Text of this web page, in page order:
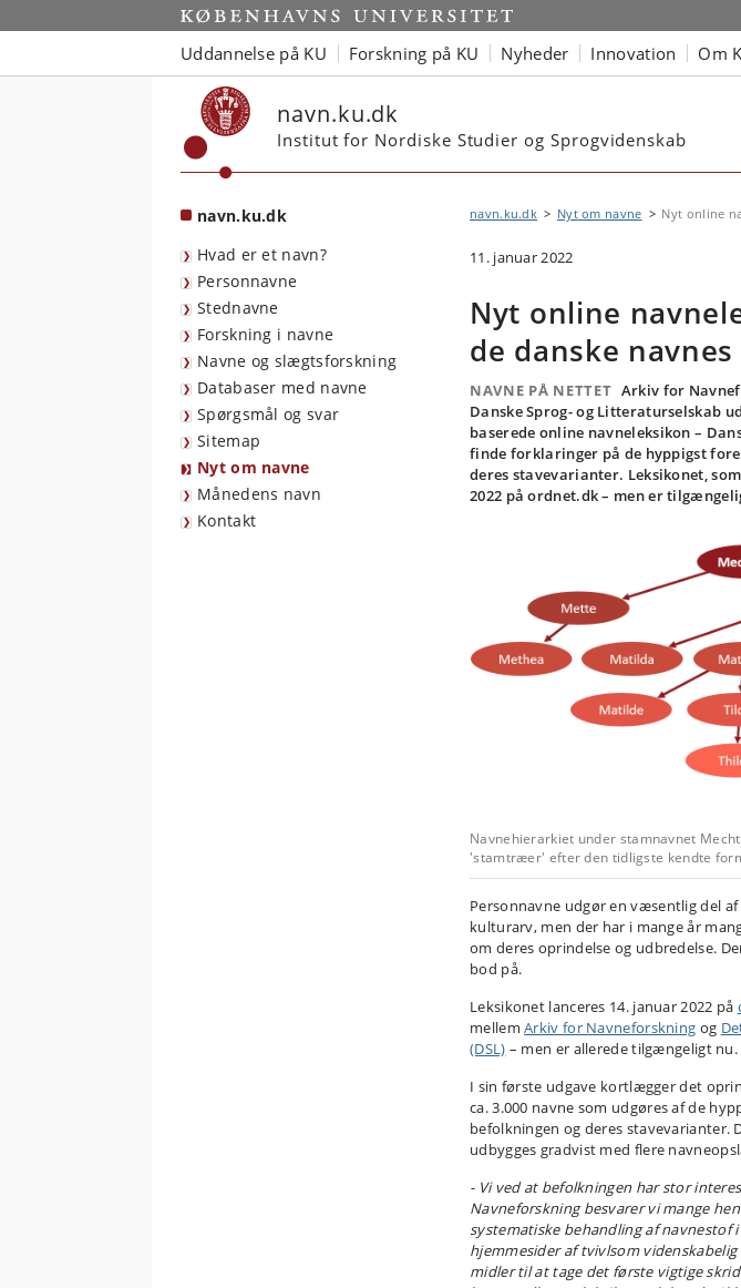
Start
Uddannelse på KU Forskning på KU Nyheder Innovation Om
navn.ku.dk
Institut for Nordiske Studier og Sprogvidenskab
navn.ku.dk
Hvad er et navn?
Personnavne
Stednavne
Forskning i navne
Navne og slægtsforskning
Databaser med navne
Spørgsmål og svar
Sitemap
Nyt om navne
Månedens navn
Kontakt
navn.ku.dk Nyt om navne Nyt online
11. januar 2022
Nyt online
de danske
NAVNE PÅ NETTET Arkiv for
Danske Sprog- og Litteraturselskab
baserede online navneleksikon –
finde forklaringer på de hyppigst
deres stavevarianter. Leksikonet,
2022 på ordnet.dk – men er
Navnehierarkiet under stamnavnet
'stamtræer' efter den tidligste kendte
Personnavne udgør en væsentlig del
kulturarv, men der har i mange år
om deres oprindelse og udbredelse.
bod på.
Leksikonet lanceres 14. januar 2022 på
mellem Arkiv for Navneforskning og
(DSL) – men er allerede tilgængeligt nu.
I sin første udgave kortlægger det
ca. 3.000 navne som udgøres af de
befolkningen og deres stavevarianter.
udbygges gradvist med flere
- Vi ved at befolkningen har stor
Navneforskning besvarer vi mange
systematiske behandling af
hjemmesider af tvivlsom
midler til at tage det første vigtige